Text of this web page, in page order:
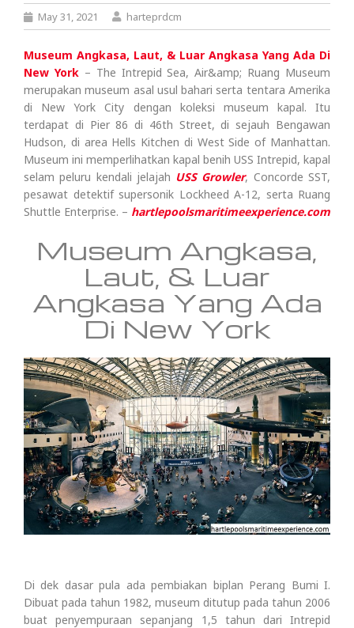
May 31, 2021 harteprdcm
Museum Angkasa, Laut, & Luar Angkasa Yang Ada Di
New York– The Intrepid Sea, Air&amp; Ruang Museum
merupakan museum asal usul bahari serta tentara Amerika
di New York City dengan koleksi museum kapal. Itu
terdapat di Pier 86 di 46th Street, di sejauh Bengawan
Hudson, di area Hells Kitchen di West Side of Manhattan.
Museum ini memperlihatkan kapal benih USS Intrepid, kapal
selam peluru kendali jelajah USS Growler, Concorde SST,
pesawat detektif supersonik Lockheed A-12, serta Ruang
Shuttle Enterprise. – hartlepoolsmaritimeexperience.com
Museum Angkasa,
Laut, & Luar
Angkasa Yang Ada
Di New York
Di dek dasar pula ada pembiakan biplan Perang Bumi I.
Dibuat pada tahun 1982, museum ditutup pada tahun 2006
buat penyempuraan sepanjang 1,5 tahun dari Intrepid